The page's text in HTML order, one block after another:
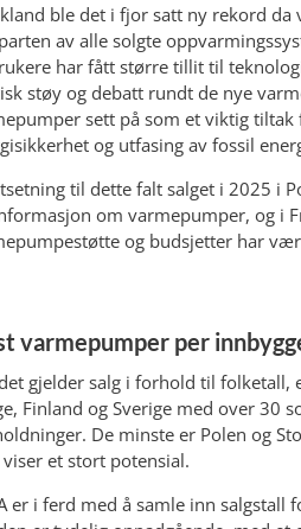
ble det i fjor satt ny rekord
av alle solgte
har fått større tillit til
støy og debatt rundt de nye
sett på som et viktig tiltak
og utfasing av fossil
til dette falt salget i 2025 i
om varmepumper, og i
og budsjetter har
varmepumper per
gjelder salg i forhold til folketall,
Finland og Sverige med over 30
De minste er Polen og
et stort potensial.
er i ferd med å samle inn